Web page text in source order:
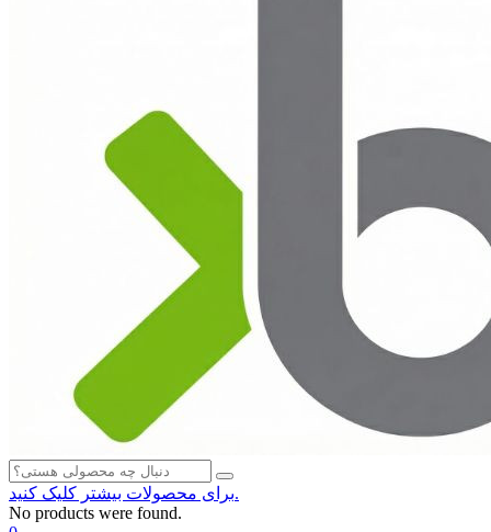
برای محصولات بیشتر کلیک کنید.
No products were found.